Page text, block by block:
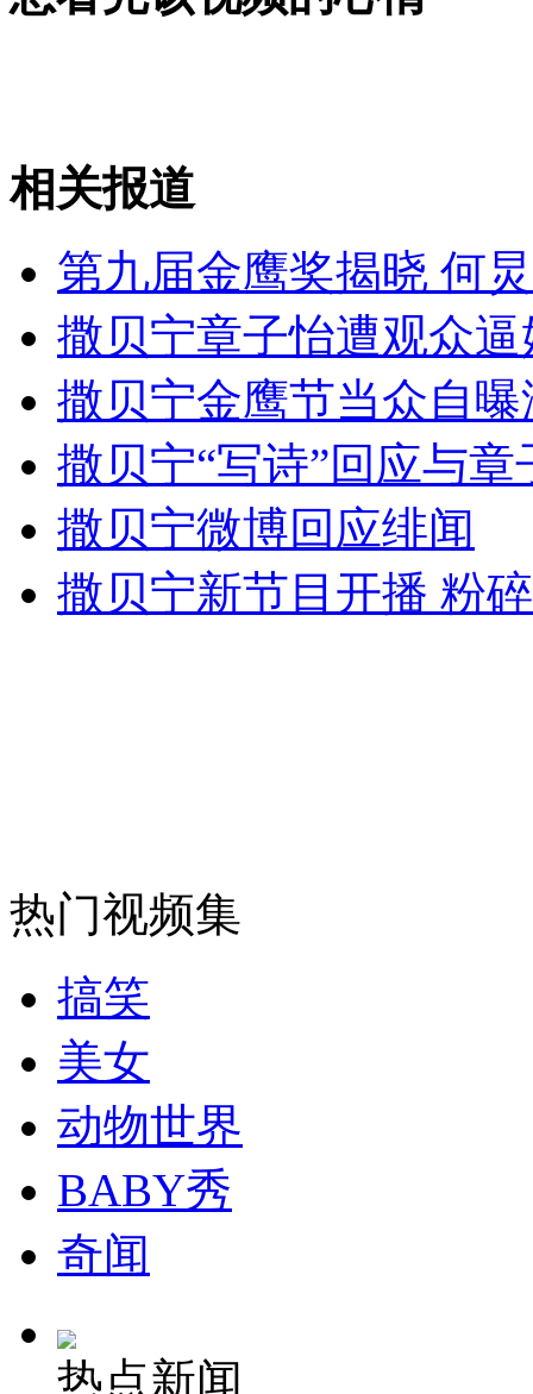
无痛分娩是否安全 医生回应
外交部：有关国家言论片面不公正
安徽一实载49人客车翻车
走！跟着总书记去植树
消防员救轻生者 花炮节热闹非凡 减压"枕头大战"
相关报道
第九届金鹰奖揭晓 何
撒贝宁章子怡遭观众逼
撒贝宁金鹰节当众自
撒贝宁“写诗”回应与章
撒贝宁微博回应绯闻
撒贝宁新节目开播 粉
热门视频集
搞笑
美女
动物世界
BABY秀
奇闻
热点新闻